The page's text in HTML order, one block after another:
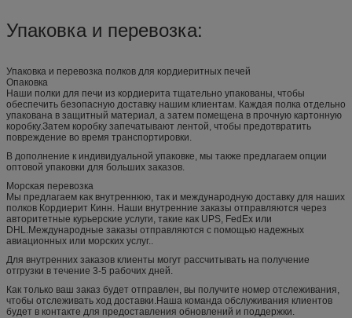
Упаковка и перевозка:
Упаковка и перевозка полков для кордиеритных печей
Опаковка
Наши полки для печи из кордиерита тщательно упакованы, чтобы
обеспечить безопасную доставку нашим клиентам. Каждая полка отдельно
упакована в защитный материал, а затем помещена в прочную картонную
коробку.Затем коробку запечатывают лентой, чтобы предотвратить
повреждение во время транспортировки.
В дополнение к индивидуальной упаковке, мы также предлагаем опции
оптовой упаковки для больших заказов.
Морская перевозка
Мы предлагаем как внутреннюю, так и международную доставку для наших
полков Кордиерит Кинн. Наши внутренние заказы отправляются через
авторитетные курьерские услуги, такие как UPS, FedEx или
DHL.Международные заказы отправляются с помощью надежных
авиационных или морских услуг..
Для внутренних заказов клиенты могут рассчитывать на получение
отгрузки в течение 3-5 рабочих дней.
Как только ваш заказ будет отправлен, вы получите номер отслеживания,
чтобы отслеживать ход доставки.Наша команда обслуживания клиентов
будет в контакте для предоставления обновлений и поддержки.